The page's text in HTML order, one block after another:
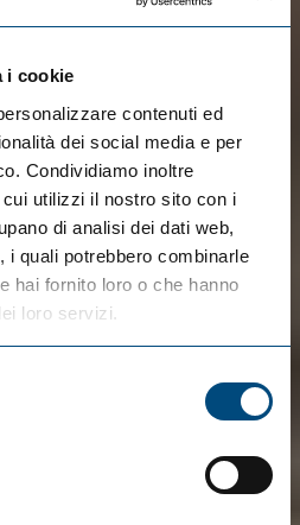
i cookie
contenuti ed
dei social media e per
Condividiamo inoltre
utilizzi il nostro sito con i
di analisi dei dati web,
i quali potrebbero combinarle
hai fornito loro o che hanno
loro servizi.